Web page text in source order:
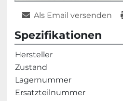
Als Email versenden
Spezifikationen
Hersteller
Zustand
Lagernummer
Ersatzteilnummer